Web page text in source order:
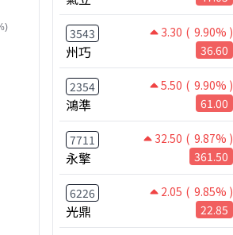
3543 3.30 ( 9.90% )
州巧 36.60
2354 5.50 ( 9.90% )
鴻準 61.00
7711 32.50 ( 9.87% )
永擎 361.50
6226 2.05 ( 9.85% )
光鼎 22.85